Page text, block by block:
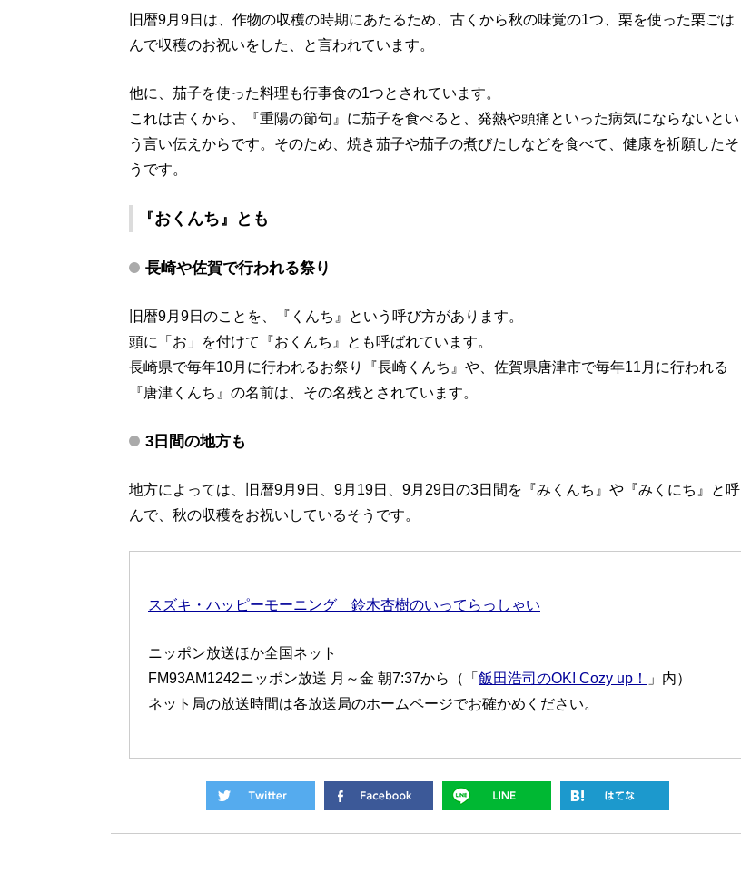
旧暦9月9日は、作物の収穫の時期にあたるため、古くから秋の味覚の1つ、栗を使った栗ごは
んで収穫のお祝いをした、と言われています。
他に、茄子を使った料理も行事食の1つとされています。
これは古くから、『重陽の節句』に茄子を食べると、発熱や頭痛といった病気にならないとい
う言い伝えからです。そのため、焼き茄子や茄子の煮びたしなどを食べて、健康を祈願したそ
うです。
『おくんち』とも
長崎や佐賀で行われる祭り
旧暦9月9日のことを、『くんち』という呼び方があります。
頭に「お」を付けて『おくんち』とも呼ばれています。
長崎県で毎年10月に行われるお祭り『長崎くんち』や、佐賀県唐津市で毎年11月に行われる
『唐津くんち』の名前は、その名残とされています。
3日間の地方も
地方によっては、旧暦9月9日、9月19日、9月29日の3日間を『みくんち』や『みくにち』と呼
んで、秋の収穫をお祝いしているそうです。
スズキ・ハッピーモーニング 鈴木杏樹のいってらっしゃい
ニッポン放送ほか全国ネット
FM93AM1242ニッポン放送 月～金 朝7:37から（「 飯田浩司のOK! Cozy up！
」内）
ネット局の放送時間は各放送局のホームページでお確かめください。